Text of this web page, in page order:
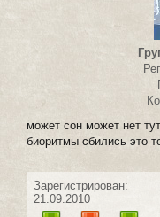
может сон может нет
биоритмы сбились это
Зарегистрирован:
21.09.2010